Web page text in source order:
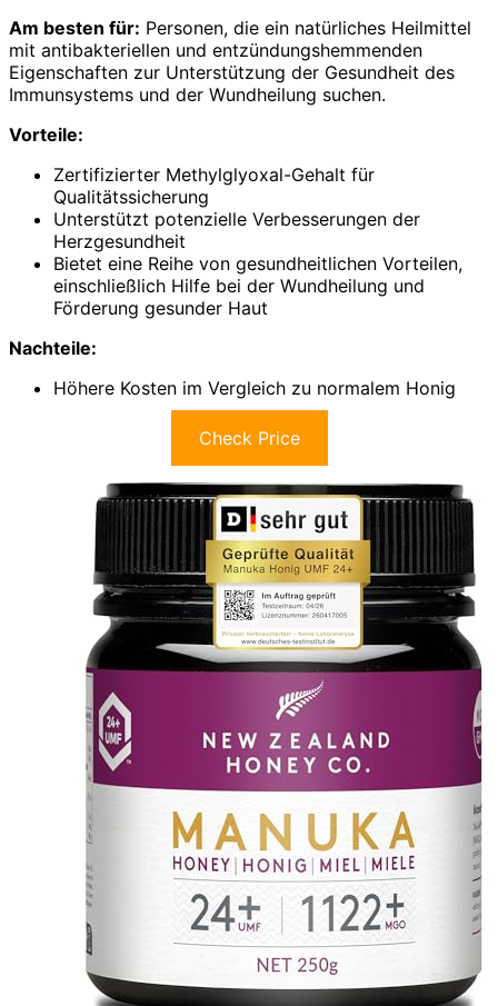
Am besten für: Personen, die ein natürliches Heilmittel
mit antibakteriellen und entzündungshemmenden
Eigenschaften zur Unterstützung der Gesundheit des
Immunsystems und der Wundheilung suchen.
Vorteile:
Zertifizierter Methylglyoxal-Gehalt für
Qualitätssicherung
Unterstützt potenzielle Verbesserungen der
Herzgesundheit
Bietet eine Reihe von gesundheitlichen Vorteilen,
einschließlich Hilfe bei der Wundheilung und
Förderung gesunder Haut
Nachteile:
Höhere Kosten im Vergleich zu normalem Honig
Check Price